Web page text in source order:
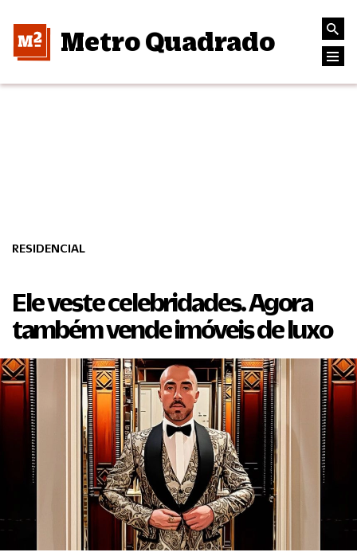
Metro Quadrado
RESIDENCIAL
Ele veste celebridades. Agora
também vende imóveis de luxo